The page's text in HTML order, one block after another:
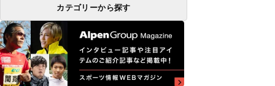
カテゴリーから探す